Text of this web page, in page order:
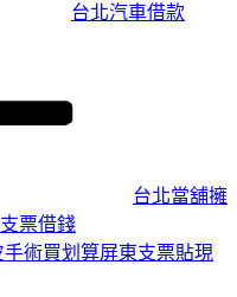
台北汽車借款
台北當舖擁
票借錢
術買划算屏東支票貼現